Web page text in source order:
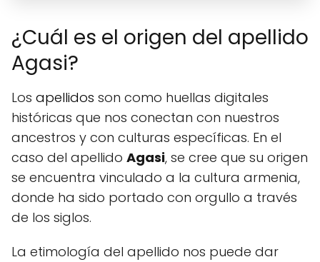
¿Cuál es el origen del apellido
Agasi?
Los apellidos son como huellas digitales
históricas que nos conectan con nuestros
ancestros y con culturas específicas. En el
caso del apellido Agasi, se cree que su origen
se encuentra vinculado a la cultura armenia,
donde ha sido portado con orgullo a través
de los siglos.
La etimología del apellido nos puede dar